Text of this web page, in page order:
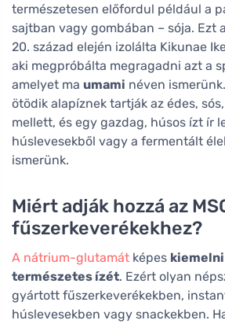
természetesen előfordul például a
sajtban vagy gombában – sója. Ezt
20. század elején izolálta Kikunae
aki megpróbálta megragadni azt a
amelyet ma umami néven
ötödik alapíznek tartják az édes,
mellett, és egy gazdag, húsos ízt ír
húslevesekből vagy a fermentált
ismerünk.
Miért adják hozzá az
fűszerkeverékekhez?
A nátrium-glutamát képes
természetes ízét. Ezért olyan
gyártott fűszerkeverékekben,
húslevesekben vagy snackekben.